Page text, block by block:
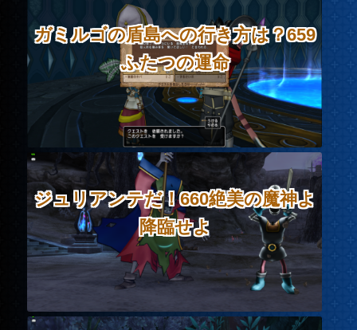
ガミルゴの盾島への行き方は？659
ふたつの運命
ジュリアンテだ！660絶美の魔神よ
降臨せよ